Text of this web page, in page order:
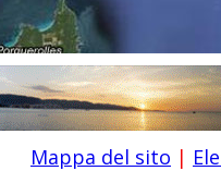
Mappa del sito |